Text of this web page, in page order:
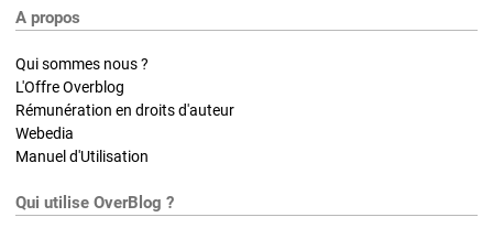
A propos
Qui sommes nous ?
L'Offre Overblog
Rémunération en droits d'auteur
Webedia
Manuel d'Utilisation
Qui utilise OverBlog ?